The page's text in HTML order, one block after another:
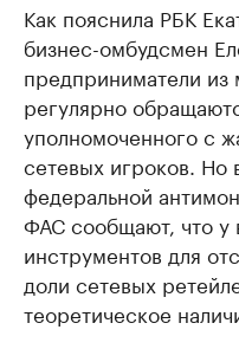
Как пояснила РБК
бизнес-омбудсмен
предприниматели из
регулярно
уполномоченного с
сетевых игроков. Но
федеральной
ФАС сообщают, что у
инструментов для
доли сетевых
теоретическое